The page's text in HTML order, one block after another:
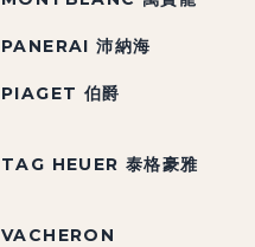
PANERAI 沛納海
PIAGET 伯爵
TAG HEUER 泰格豪雅
VACHERON